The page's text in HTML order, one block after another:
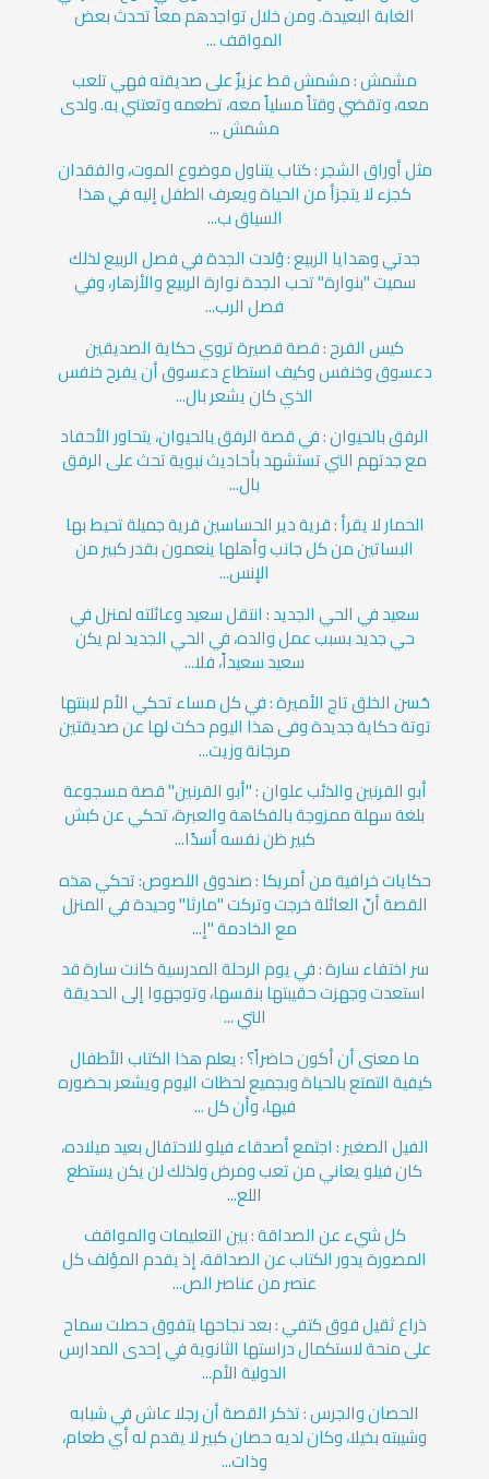
الغابة البعيدة. ومن خلال تواجدهم معاً تحدث بعض
المواقف ...
مشمش : مشمش قط عزيزٌ على صديقته فهي تلعب
معه، وتقضي وقتاً مسلياً معه، تطعمه وتعتني به. ولدى
مشمش ...
مثل أوراق الشجر : كتاب يتناول موضوع الموت، والفقدان
كجزء لا يتجزأ من الحياة ويعرف الطفل إليه في هذا
السياق ب...
جدتي وهدايا الربيع : وُلدت الجدة في فصل الربيع لذلك
سميت "بنوارة" تحب الجدة نوارة الربيع والأزهار، وفي
فصل الرب...
كيس الفرح : قصة قصيرة تروي حكاية الصديقين
دعسوق وخنفس وكيف استطاع دعسوق أن يفرح خنفس
الذي كان يشعر بال...
الرفق بالحيوان : في قصة الرفق بالحيوان، يتحاور الأحفاد
مع جدتهم التي تستشهد بأحاديث نبوية تحث على الرفق
بال...
الحمار لا يقرأ : قرية دير الحساسين قرية جميلة تحيط بها
البساتين من كل جانب وأهلها ينعمون بقدر كبير من
الإنس...
سعيد في الحي الجديد : انتقل سعيد وعائلته لمنزل في
حي جديد بسبب عمل والده، في الحي الجديد لم يكن
سعيد سعيداً، فلا...
حُسن الخلق تاج الأميرة : في كل مساء تحكي الأم لابنتها
توتة حكاية جديدة وفى هذا اليوم حكت لها عن صديقتين
مرجانة وزيت...
أبو القرنين والذئب علوان : "أبو القرنين" قصة مسجوعة
بلغة سهلة ممزوجة بالفكاهة والعبرة، تحكي عن كبش
كبير ظن نفسه أسدًا...
حكايات خرافية من أمريكا : صندوق اللصوص: تحكي هذه
القصة أنّ العائلة خرجت وتركت "مارثا" وحيدة في المنزل
مع الخادمة "إ...
سر اختفاء سارة : في يوم الرحلة المدرسية كانت سارة قد
استعدت وجهزت حقيبتها بنفسها، وتوجهوا إلى الحديقة
التي ...
ما معنى أن أكون حاضراً؟ : يعلم هذا الكتاب الأطفال
كيفية التمتع بالحياة وبجميع لحظات اليوم ويشعر بحضوره
فيها، وأن كل ...
الفيل الصغير : اجتمع أصدقاء فيلو للاحتفال بعيد ميلاده،
كان فيلو يعاني من تعب ومرض ولذلك لن يكن يستطع
اللع...
كل شيء عن الصداقة : بين التعليمات والمواقف
المصورة يدور الكتاب عن الصداقة، إذ يقدم المؤلف كل
عنصر من عناصر الص...
ذراع ثقيل فوق كتفي : بعد نجاحها بتفوق حصلت سماح
على منحة لاستكمال دراستها الثانوية في إحدى المدارس
الدولية الأم...
الحصان والجرس : تذكر القصة أن رجلا عاش في شبابه
وشيبته بخيلا، وكان لديه حصان كبير لا يقدم له أي طعام،
وذات...